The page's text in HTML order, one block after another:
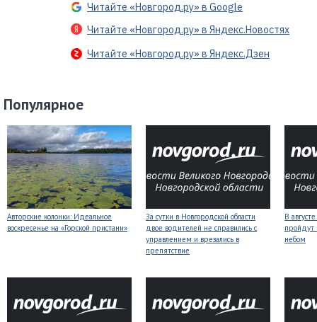
Читайте «Новгород.ру» в Google
Читайте «Новгород.ру» в Яндекс.Новостях
Читайте «Новгород.ру» в Яндекс.Дзен
Популярное
Авторские колонки: Идеальное
воскресенье на «Горской пристани»
За сутки в Новгородской области
двое водителей не справились с
управлением и врезались в
препятствие
В
небом